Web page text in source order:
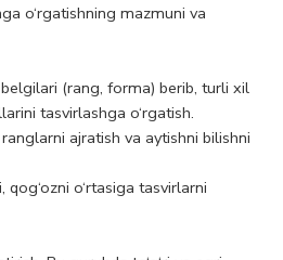
o‘rgatishning mazmuni va
(rang, forma) berib, turli xil
tasvirlashga o‘rgatish.
ajratish va aytishni bilishni
o‘rtasiga tasvirlarni